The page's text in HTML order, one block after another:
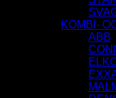
KOMBI-
ABB